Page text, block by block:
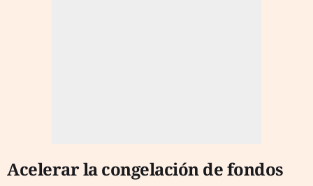
Acelerar la congelación de fondos